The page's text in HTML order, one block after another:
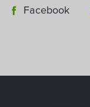
Facebook